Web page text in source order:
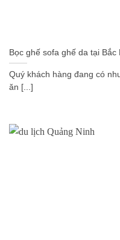
Bọc ghế sofa ghế da tại
Quý khách hàng đang có
ăn [...]